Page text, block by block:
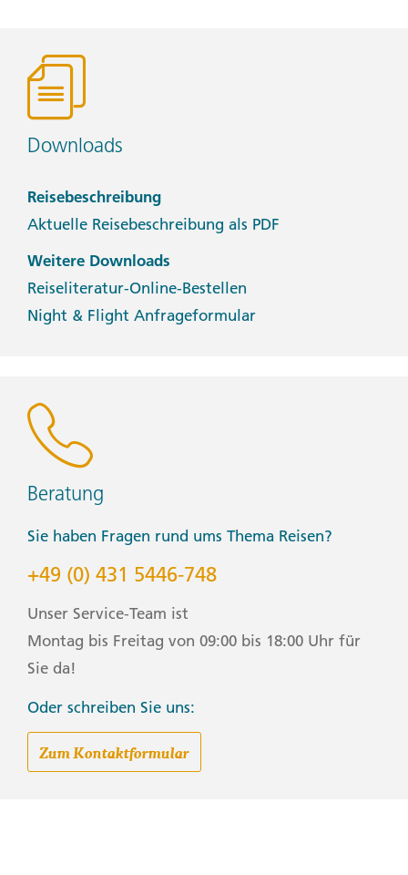
Downloads
Reisebeschreibung
Aktuelle Reisebeschreibung als PDF
Weitere Downloads
Reiseliteratur-Online-Bestellen
Night & Flight Anfrageformular
Beratung
Sie haben Fragen rund ums Thema Reisen?
+49 (0) 431 5446-748
Unser Service-Team ist
Montag bis Freitag von 09:00 bis 18:00 Uhr für
Sie da!
Oder schreiben Sie uns:
Zum Kontaktformular